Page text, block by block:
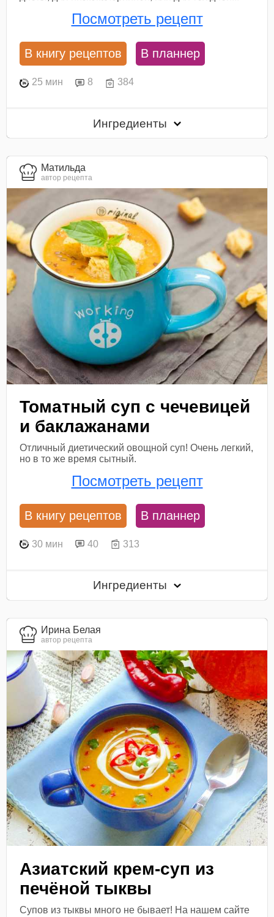
Посмотреть рецепт
В книгу рецептов В планнер
25 мин 8 384
Ингредиенты
Матильда
автор рецепта
Томатный суп с чечевицей
и баклажанами
Отличный диетический овощной суп! Очень легкий,
но в то же время сытный.
Посмотреть рецепт
В книгу рецептов В планнер
30 мин 40 313
Ингредиенты
Ирина Белая
автор рецепта
Азиатский крем-суп из
печёной тыквы
Супов из тыквы много не бывает! На нашем сайте